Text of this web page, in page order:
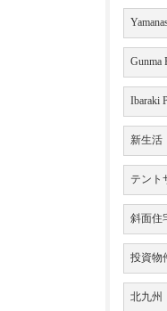
Gunma
Ibaraki
新生活
テント
斜面住
投資物
北九州